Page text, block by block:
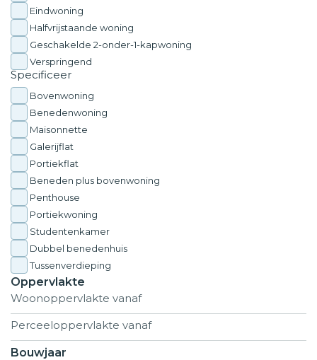
Eindwoning
Halfvrijstaande woning
Geschakelde 2-onder-1-kapwoning
Verspringend
Specificeer
Bovenwoning
Benedenwoning
Maisonnette
Galerijflat
Portiekflat
Beneden plus bovenwoning
Penthouse
Portiekwoning
Studentenkamer
Dubbel benedenhuis
Tussenverdieping
Oppervlakte
Bouwjaar